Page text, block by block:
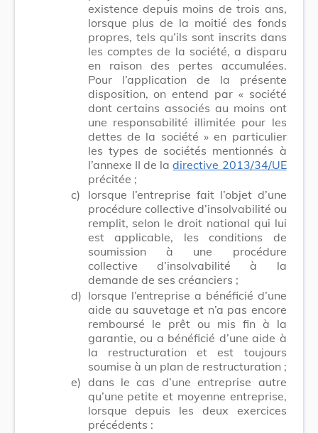
existence depuis moins de trois ans,
lorsque plus de la moitié des fonds
propres, tels qu’ils sont inscrits dans
les comptes de la société, a disparu
en raison des pertes accumulées.
Pour l’application de la présente
disposition, on entend par « société
dont certains associés au moins ont
une responsabilité illimitée pour les
dettes de la société » en particulier
les types de sociétés mentionnés à
l’annexe II de ladirective 2013/34/UE
précitée ;
c)
lorsque l’entreprise fait l’objet d’une
procédure collective d’insolvabilité ou
remplit, selon le droit national qui lui
est applicable, les conditions de
soumission à une procédure
collective d’insolvabilité à la
demande de ses créanciers ;
d) lorsque l’entreprise a bénéficié d’une
aide au sauvetage et n’a pas encore
remboursé le prêt ou mis fin à la
garantie, ou a bénéficié d’une aide à
la restructuration et est toujours
soumise à un plan de restructuration ;
e) dans le cas d’une entreprise autre
qu’une petite et moyenne entreprise,
lorsque depuis les deux exercices
précédents :